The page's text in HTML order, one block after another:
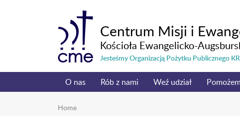
Centrum Misji i
Kościoła Ewangelicko-
Jesteśmy Organizacją Pożytku Publicznego
O nas Rób z nami Weź udział
Home